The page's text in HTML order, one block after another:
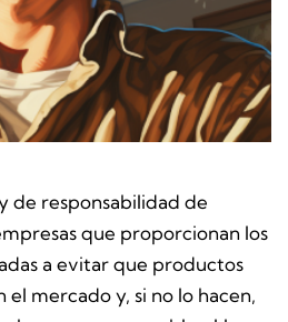
de responsabilidad de
que proporcionan los
a evitar que productos
mercado y, si no lo hacen,